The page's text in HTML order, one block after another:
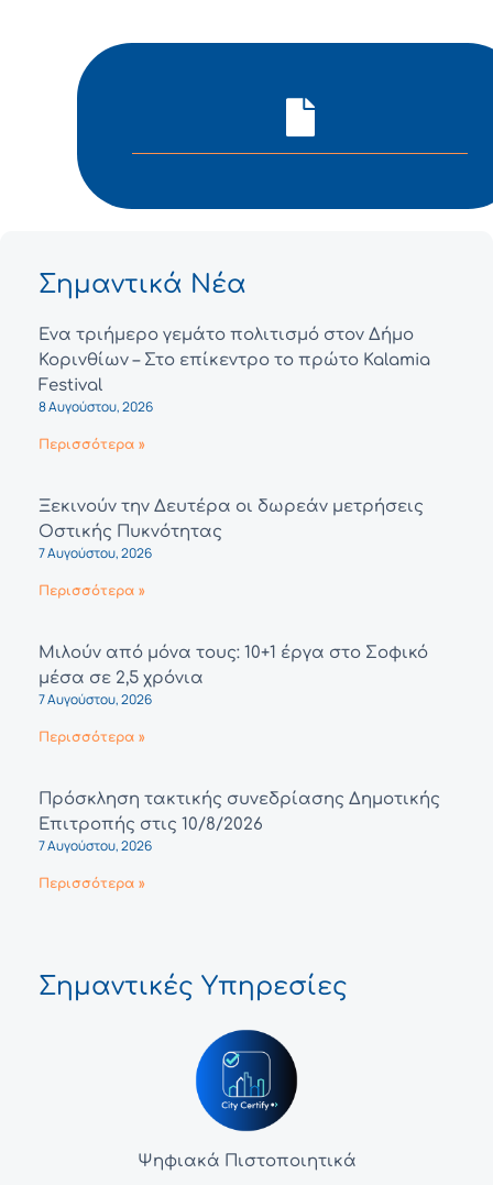
Σημαντικά Νέα
Ένα τριήμερο γεμάτο πολιτισμό στον Δήμο
Κορινθίων – Στο επίκεντρο το πρώτο Kalamia
Festival
8 Αυγούστου, 2026
Περισσότερα »
Ξεκινούν την Δευτέρα οι δωρεάν μετρήσεις
Οστικής Πυκνότητας
7 Αυγούστου, 2026
Περισσότερα »
Μιλούν από μόνα τους: 10+1 έργα στο Σοφικό
μέσα σε 2,5 χρόνια
7 Αυγούστου, 2026
Περισσότερα »
Πρόσκληση τακτικής συνεδρίασης Δημοτικής
Επιτροπής στις 10/8/2026
7 Αυγούστου, 2026
Περισσότερα »
Σημαντικές Υπηρεσίες
Ψηφιακά Πιστοποιητικά